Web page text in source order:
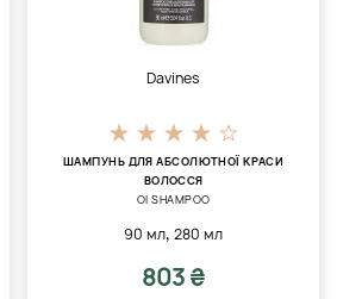
Davines
ШАМПУНЬ ДЛЯ АБСОЛЮТНОЇ КРАСИ
ВОЛОССЯ
OI SHAMPOO
90 мл,280 мл
803 ₴